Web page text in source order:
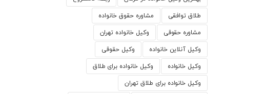
طلاق توافقی
مشاوره حقوق خانواده
مشاوره حقوقی
وكيل خانواده تهران
وکیل آنلاین خانواده
وکیل حقوقی
وکیل خانواده
وکیل خانواده برای طلاق
وکیل خانواده برای طلاق تهران